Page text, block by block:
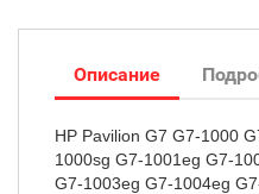
Описание
HP Pavilion G7 G7-1000
1000sg G7-1001eg G7-
G7-1003eg G7-1004eg